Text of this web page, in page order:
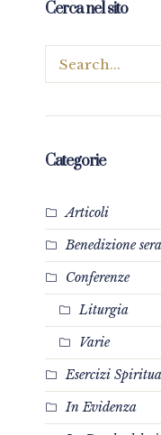
Cerca nel sito
Categorie
Articoli
Benedizione
Conferenze
Liturgia
Varie
Esercizi
In Evidenza